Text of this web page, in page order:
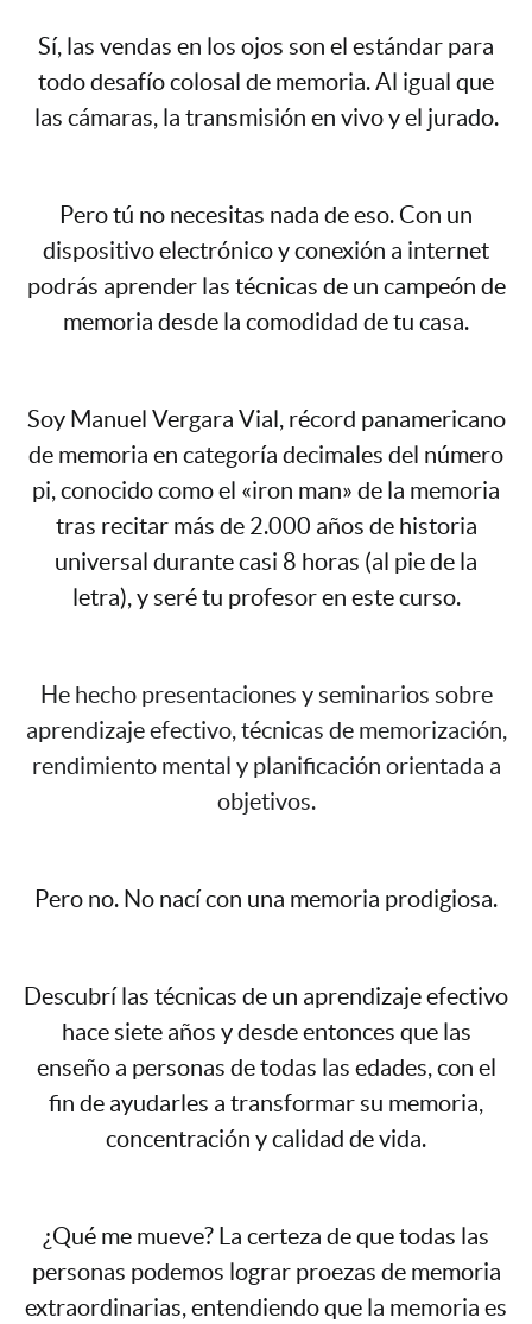
Sí, las vendas en los ojos son el estándar para
todo desafío colosal de memoria. Al igual que
las cámaras, la transmisión en vivo y el jurado.
Pero tú no necesitas nada de eso. Con un
dispositivo electrónico y conexión a internet
podrás aprender las técnicas de un campeón de
memoria desde la comodidad de tu casa.
Soy Manuel Vergara Vial, récord panamericano
de memoria en categoría decimales del número
pi, conocido como el «iron man» de la memoria
tras recitar más de 2.000 años de historia
universal durante casi 8 horas (al pie de la
letra), y seré tu profesor en este curso.
He hecho presentaciones y seminarios sobre
aprendizaje efectivo, técnicas de memorización,
rendimiento mental y planificación orientada a
objetivos.
Pero no. No nací con una memoria prodigiosa.
Descubrí las técnicas de un aprendizaje efectivo
hace siete años y desde entonces que las
enseño a personas de todas las edades, con el
fin de ayudarles a transformar su memoria,
concentración y calidad de vida.
¿Qué me mueve? La certeza de que todas las
personas podemos lograr proezas de memoria
extraordinarias, entendiendo que la memoria es